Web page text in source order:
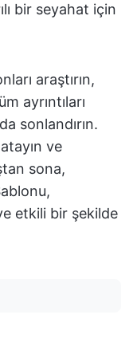
bir seyahat için
araştırın,
ayrıntıları
sonlandırın.
ve
sona,
etkili bir şekilde